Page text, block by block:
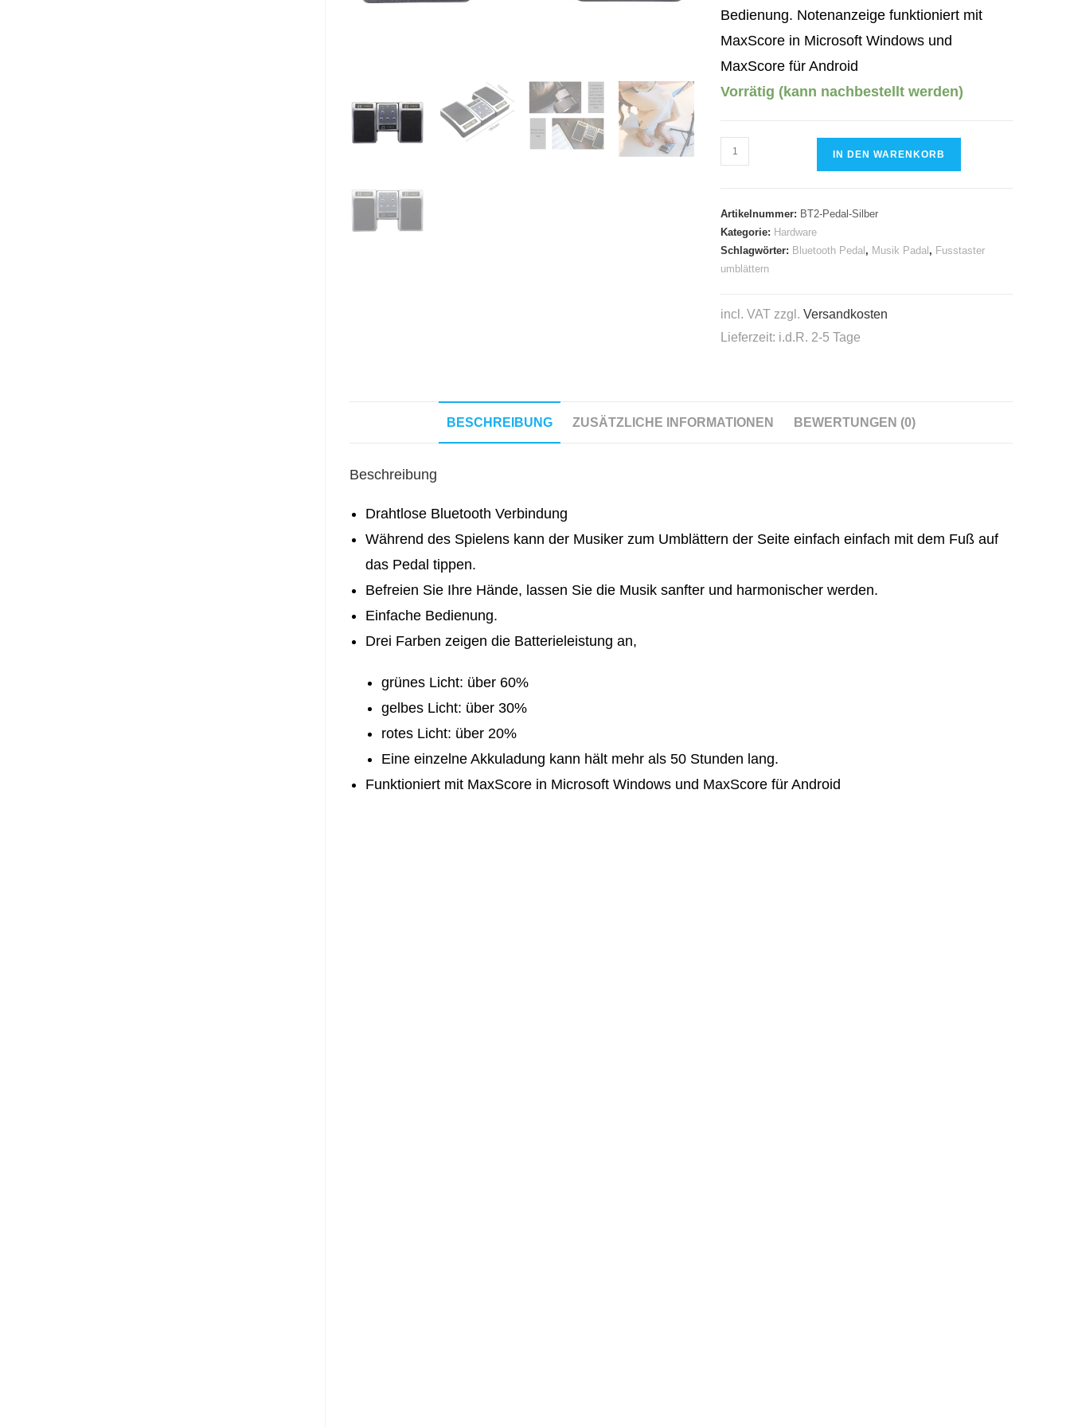
Bedienung. Notenanzeige funktioniert mit
MaxScore in Microsoft Windows und
MaxScore für Android
Vorrätig (kann nachbestellt werden)
BT
Musikpedal
IN DEN WARENKORB
Artikelnummer: BT2-Pedal-Silber
Kategorie: Hardware
Schlagwörter: Bluetooth Pedal , Musik Padal , Fusstaster
umblättern
incl. VAT zzgl.Versandkosten
Lieferzeit: i.d.R. 2-5 Tage
BESCHREIBUNG ZUSÄTZLICHE INFORMATIONEN BEWERTUNGEN (0)
Beschreibung
Drahtlose Bluetooth Verbindung
Während des Spielens kann der Musiker zum Umblättern der Seite einfach einfach mit dem Fuß auf
das Pedal tippen.
Befreien Sie Ihre Hände, lassen Sie die Musik sanfter und harmonischer werden.
Einfache Bedienung.
Drei Farben zeigen die Batterieleistung an,
grünes Licht: über 60%
gelbes Licht: über 30%
rotes Licht: über 20%
Eine einzelne Akkuladung kann hält mehr als 50 Stunden lang.
Funktioniert mit MaxScore in Microsoft Windows und MaxScore für Android